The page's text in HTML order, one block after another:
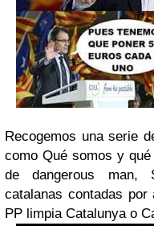
Recogemos una serie
como Qué somos y
de dangerous man,
catalanas contadas
PP limpia Catalunya o